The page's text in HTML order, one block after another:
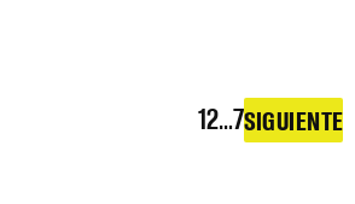
12…7SIGUIENTE